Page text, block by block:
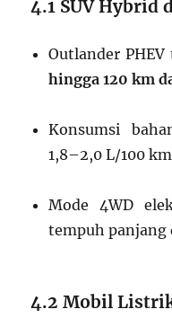
4.1 SUV Hybrid
Outlander
hingga 120 km
Konsumsi
1,8–2,0 L/100 km
Mode 4WD
tempuh
4.2 Mobil